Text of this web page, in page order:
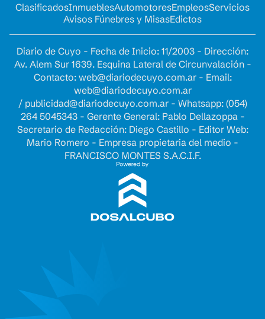
ClasificadosInmueblesAutomotoresEmpleosServicios
Avisos Fúnebres y MisasEdictos
Diario de Cuyo - Fecha de Inicio: 11/2003 - Dirección:
Av. Alem Sur 1639. Esquina Lateral de Circunvalación -
Contacto: web@diariodecuyo.com.ar- Email:
web@diariodecuyo.com.ar
/ publicidad@diariodecuyo.com.ar- Whatsapp: (054)
264 5045343 - Gerente General: Pablo Dellazoppa -
Secretario de Redacción: Diego Castillo - Editor Web:
Mario Romero - Empresa propietaria del medio -
FRANCISCO MONTES S.A.C.I.F.